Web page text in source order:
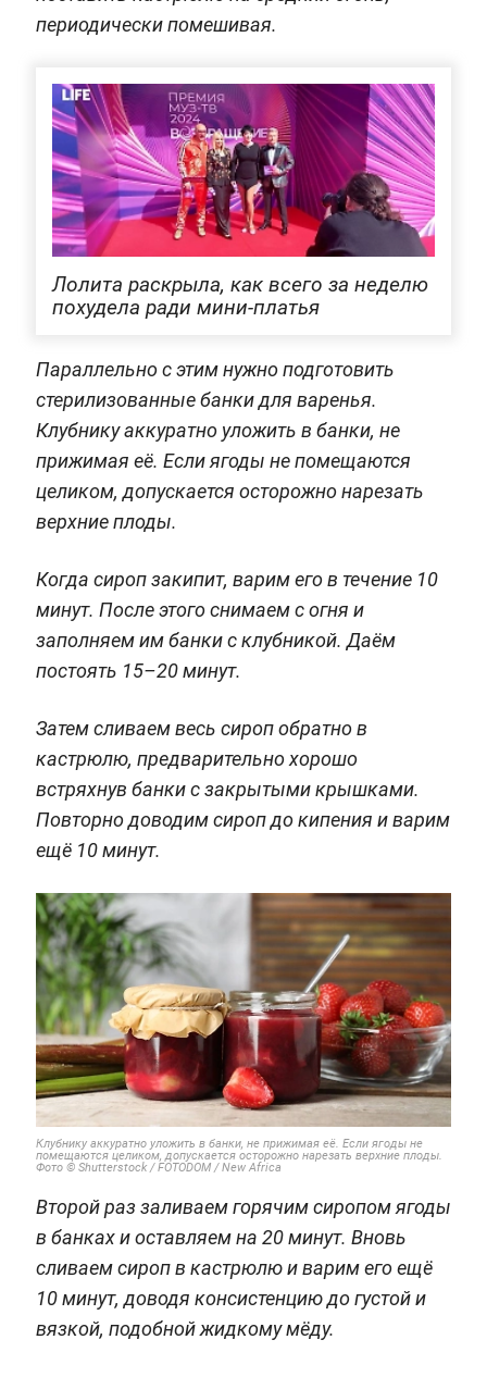
периодически помешивая.
Лолита раскрыла, как всего за неделю
похудела ради мини-платья
Параллельно с этим нужно подготовить
стерилизованные банки для варенья.
Клубнику аккуратно уложить в банки, не
прижимая её. Если ягоды не помещаются
целиком, допускается осторожно нарезать
верхние плоды.
Когда сироп закипит, варим его в течение 10
минут. После этого снимаем с огня и
заполняем им банки с клубникой. Даём
постоять 15–20 минут.
Затем сливаем весь сироп обратно в
кастрюлю, предварительно хорошо
встряхнув банки с закрытыми крышками.
Повторно доводим сироп до кипения и варим
ещё 10 минут.
Клубнику аккуратно уложить в банки, не прижимая её. Если ягоды не
помещаются целиком, допускается осторожно нарезать верхние плоды.
Фото © Shutterstock / FOTODOM / New Africa
Второй раз заливаем горячим сиропом ягоды
в банках и оставляем на 20 минут. Вновь
сливаем сироп в кастрюлю и варим его ещё
10 минут, доводя консистенцию до густой и
вязкой, подобной жидкому мёду.